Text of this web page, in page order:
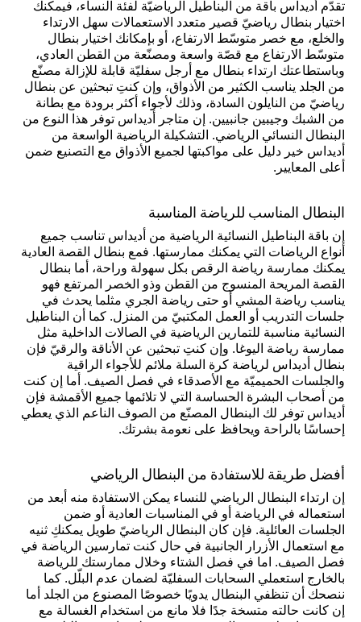
تقدّم أديداس باقة من البناطيل الرياضيّة لفئة النساء، فيمكنك
اختيار بنطال رياضيّ قصير متعدد الاستعمالات سهل الارتداء
والخلع، مع خصر متوسّط الارتفاع، أو بإمكانك اختيار بنطال
متوسّط الارتفاع مع قصّة واسعة ومصنّعة من القطن العادي،
وباستطاعتك ارتداء بنطال مع أرجل سفليّة قابلة للإزالة مصنّع
من الجلد يناسب الكثير من الأذواق، وإن كنتِ تبحثين عن بنطال
رياضيّ من النايلون السادة، وذلك لأجواء أكثر برودة مع بطانة
من الشبك وجيبين جانبيين. إن متاجر أديداس توفر هذا النوع من
البنطال النسائي الرياضي. التشكيلة الرياضية الواسعة من
أديداس خير دليل على مواكبتها لجميع الأذواق مع التصنيع ضمن
أعلى المعايير.
البنطال المناسب للرياضة المناسبة
إن باقة البناطيل النسائية الرياضية من أديداس تناسب جميع
أنواع الرياضات التي يمكنك ممارستها. فمع بنطال القصة العادية
يمكنك ممارسة رياضة الرقص بكل سهولة وراحة، أما بنطال
القصة المريحة المنسوج من القطن وذو الخصر المرتفع فهو
يناسب رياضة المشي أو حتى رياضة الجري مثلما يحدث في
جلسات التدريب أو العمل المكتبيّ من المنزل. كما أن البناطيل
النسائية مناسبة للتمارين الرياضية في الصالات الداخلية مثل
ممارسة رياضة اليوغا. وإن كنتِ تبحثين عن الأناقة والرقيّ فإن
بنطال أديداس لرياضة كرة السلة ملائم للأجواء الراقية
والجلسات الحميميّة مع الأصدقاء في فصل الصيف. أما إن كنت
من أصحاب البشرة الحساسة التي لا تلائمها جميع الأقمشة فإن
أديداس توفر لك البنطال المصنّع من الصوف الناعم الذي يعطي
إحساسًا بالراحة ويحافظ على نعومة بشرتك.
أفضل طريقة للاستفادة من البنطال الرياضي
إن ارتداء البنطال الرياضي للنساء يمكن الاستفادة منه أبعد من
استعماله في الرياضة أو في المناسبات العادية أو ضمن
الجلسات العائلية. فإن كان البنطال الرياضيّ طويل يمكنكِ ثنيه
مع استعمال الأزرار الجانبية في حال كنت تمارسين الرياضة في
فصل الصيف. اما في فصل الشتاء وخلال ممارستك للرياضة
بالخارج استعملي السحابات السفليّة لضمان عدم البلّل. كما
ننصحك أن تنظفي البنطال يدويًا خصوصًا المصنوع من الجلد أما
إن كانت حالته متسخة جدًا فلا مانع من استخدام الغسالة مع